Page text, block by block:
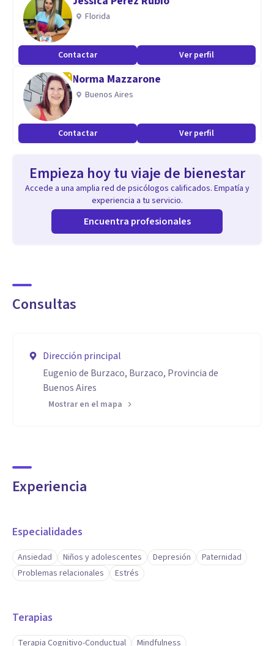
Florida
Contactar Ver perfil
Norma Mazzarone
Buenos Aires
Contactar Ver perfil
Empieza hoy tu viaje de bienestar
Accede a una amplia red de psicólogos calificados. Empatía y
experiencia a tu servicio.
Encuentra profesionales
Consultas
Dirección principal
Eugenio de Burzaco, Burzaco, Provincia de
Buenos Aires
Mostrar en el mapa
Experiencia
Especialidades
Ansiedad Niños y adolescentes Depresión
Paternidad
Problemas relacionales
Estrés
Terapias
Terapia Cognitivo-Conductual Mindfulness